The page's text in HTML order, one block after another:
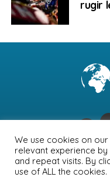
2017. En effet, à cette
n’existait plus et il était
« En 2019, c’est 1,9
OLES (Ndlr :
SUJETS ASSOCIÉS:
AFE
A SUIVRE
Législatives :
rugir
NEWSLETTER
We use cookies on
relevant experience
and repeat visits. By
use of ALL the cookies.